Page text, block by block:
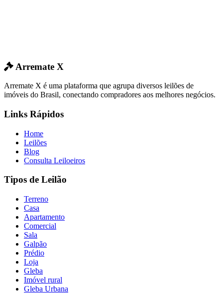
Arremate X
Arremate X é uma plataforma que agrupa diversos leilões de
imóveis do Brasil, conectando compradores aos melhores negócios.
Links Rápidos
Home
Leilões
Blog
Consulta Leiloeiros
Tipos de Leilão
Terreno
Casa
Apartamento
Comercial
Sala
Galpão
Prédio
Loja
Gleba
Imóvel rural
Gleba Urbana